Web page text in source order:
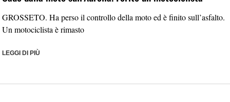
GROSSETO. Ha perso il controllo della moto ed è finito sull’asfalto.
Un motociclista è rimasto
LEGGI DI PIÙ